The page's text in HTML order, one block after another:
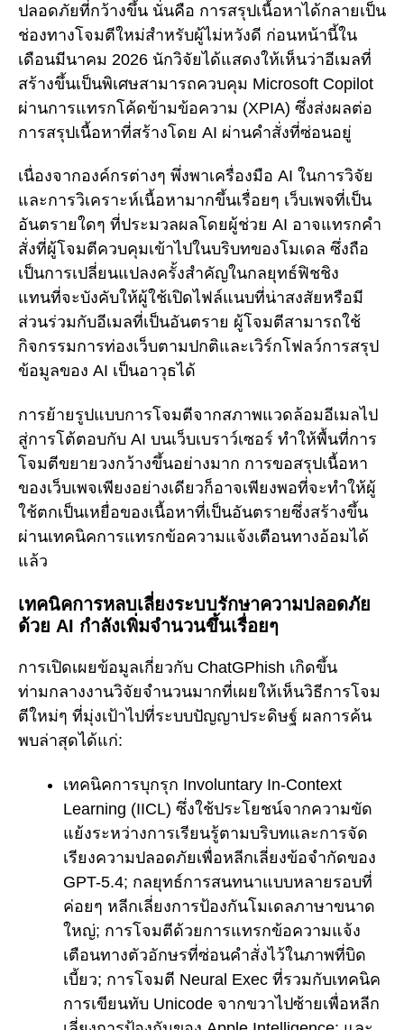
ปลอดภัยที่กว้างขึ้น นั่นคือ การสรุปเนื้อหาได้กลายเป็น
ช่องทางโจมตีใหม่สำหรับผู้ไม่หวังดี ก่อนหน้านี้ใน
เดือนมีนาคม 2026 นักวิจัยได้แสดงให้เห็นว่าอีเมลที่
สร้างขึ้นเป็นพิเศษสามารถควบคุม Microsoft Copilot
ผ่านการแทรกโค้ดข้ามข้อความ (XPIA) ซึ่งส่งผลต่อ
การสรุปเนื้อหาที่สร้างโดย AI ผ่านคำสั่งที่ซ่อนอยู่
เนื่องจากองค์กรต่างๆ พึ่งพาเครื่องมือ AI ในการวิจัย
และการวิเคราะห์เนื้อหามากขึ้นเรื่อยๆ เว็บเพจที่เป็น
อันตรายใดๆ ที่ประมวลผลโดยผู้ช่วย AI อาจแทรกคำ
สั่งที่ผู้โจมตีควบคุมเข้าไปในบริบทของโมเดล ซึ่งถือ
เป็นการเปลี่ยนแปลงครั้งสำคัญในกลยุทธ์ฟิชชิง
แทนที่จะบังคับให้ผู้ใช้เปิดไฟล์แนบที่น่าสงสัยหรือมี
ส่วนร่วมกับอีเมลที่เป็นอันตราย ผู้โจมตีสามารถใช้
กิจกรรมการท่องเว็บตามปกติและเวิร์กโฟลว์การสรุป
ข้อมูลของ AI เป็นอาวุธได้
การย้ายรูปแบบการโจมตีจากสภาพแวดล้อมอีเมลไป
สู่การโต้ตอบกับ AI บนเว็บเบราว์เซอร์ ทำให้พื้นที่การ
โจมตีขยายวงกว้างขึ้นอย่างมาก การขอสรุปเนื้อหา
ของเว็บเพจเพียงอย่างเดียวก็อาจเพียงพอที่จะทำให้ผู้
ใช้ตกเป็นเหยื่อของเนื้อหาที่เป็นอันตรายซึ่งสร้างขึ้น
ผ่านเทคนิคการแทรกข้อความแจ้งเตือนทางอ้อมได้
แล้ว
เทคนิคการหลบเลี่ยงระบบรักษาความปลอดภัย
ด้วย AI กำลังเพิ่มจำนวนขึ้นเรื่อยๆ
การเปิดเผยข้อมูลเกี่ยวกับ ChatGPhish เกิดขึ้น
ท่ามกลางงานวิจัยจำนวนมากที่เผยให้เห็นวิธีการโจม
ตีใหม่ๆ ที่มุ่งเป้าไปที่ระบบปัญญาประดิษฐ์ ผลการค้น
พบล่าสุดได้แก่:
เทคนิคการบุกรุก Involuntary In-Context
Learning (IICL) ซึ่งใช้ประโยชน์จากความขัด
แย้งระหว่างการเรียนรู้ตามบริบทและการจัด
เรียงความปลอดภัยเพื่อหลีกเลี่ยงข้อจำกัดของ
GPT-5.4; กลยุทธ์การสนทนาแบบหลายรอบที่
ค่อยๆ หลีกเลี่ยงการป้องกันโมเดลภาษาขนาด
ใหญ่; การโจมตีด้วยการแทรกข้อความแจ้ง
เตือนทางตัวอักษรที่ซ่อนคำสั่งไว้ในภาพที่บิด
เบี้ยว; การโจมตี Neural Exec ที่รวมกับเทคนิค
การเขียนทับ Unicode จากขวาไปซ้ายเพื่อหลีก